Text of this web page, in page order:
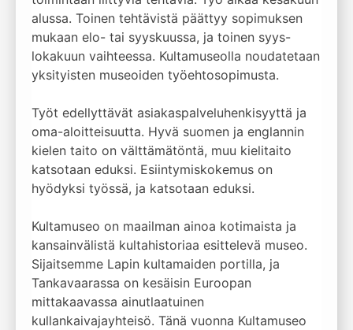
alussa. Toinen tehtävistä päättyy sopimuksen
mukaan elo- tai syyskuussa, ja toinen syys-
lokakuun vaihteessa. Kultamuseolla noudatetaan
yksityisten museoiden työehtosopimusta.
Työt edellyttävät asiakaspalveluhenkisyyttä ja
oma-aloitteisuutta. Hyvä suomen ja englannin
kielen taito on välttämätöntä, muu kielitaito
katsotaan eduksi. Esiintymiskokemus on
hyödyksi työssä, ja katsotaan eduksi.
Kultamuseo on maailman ainoa kotimaista ja
kansainvälistä kultahistoriaa esittelevä museo.
Sijaitsemme Lapin kultamaiden portilla, ja
Tankavaarassa on kesäisin Euroopan
mittakaavassa ainutlaatuinen
kullankaivajayhteisö. Tänä vuonna Kultamuseo